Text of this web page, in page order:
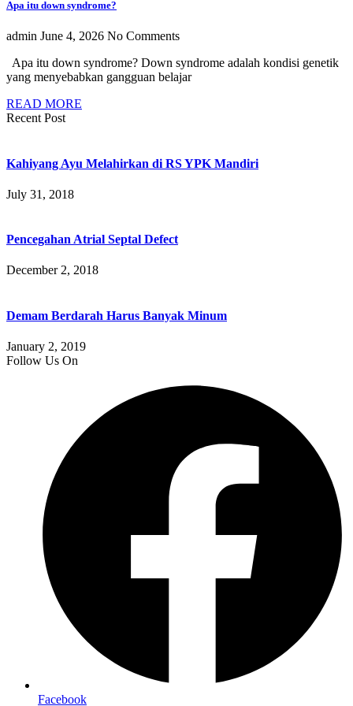
Apa itu down syndrome?
admin June 4, 2026 No Comments
Apa itu down syndrome? Down syndrome adalah kondisi genetik
yang menyebabkan gangguan belajar
READ MORE
Recent Post
Kahiyang Ayu Melahirkan di RS YPK Mandiri
July 31, 2018
Pencegahan Atrial Septal Defect
December 2, 2018
Demam Berdarah Harus Banyak Minum
January 2, 2019
Follow Us On
Facebook